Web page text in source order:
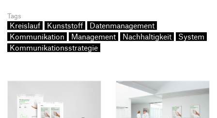
Tags
Kreislauf Kunststoff
Datenmanagement
Kommunikation
Management Nachhaltigkeit
System
Kommunikationsstrategie